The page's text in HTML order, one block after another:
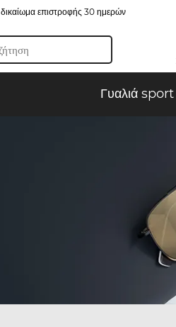
δικαίωμα επιστροφής 30 ημερών
Γυαλιά sport